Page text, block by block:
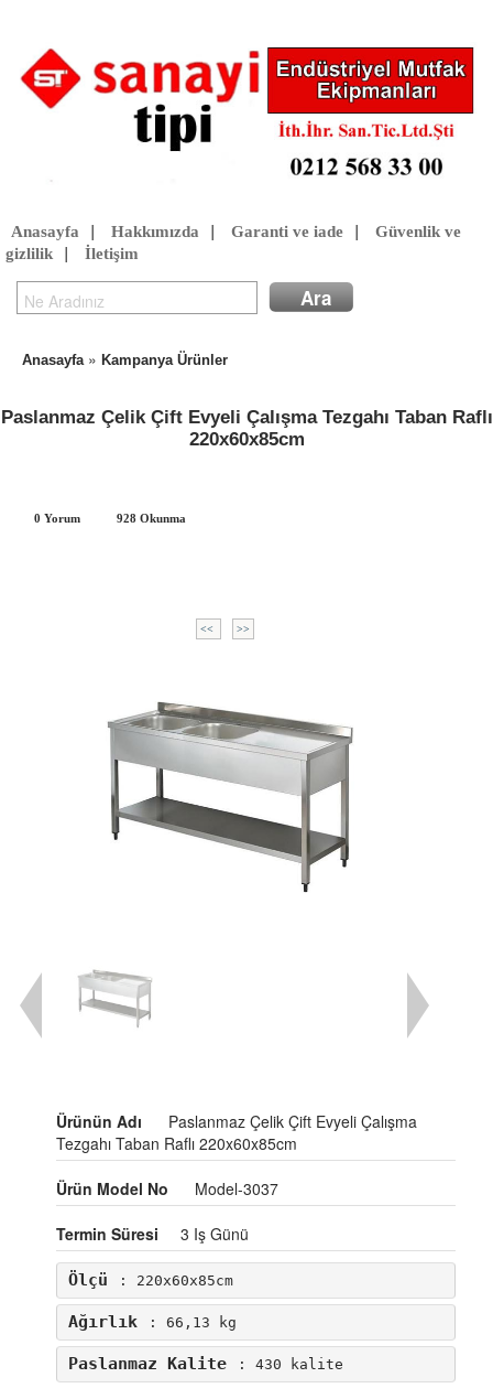
Anasayfa Hakkımızda Garanti ve iade
Güvenlik ve
gizlilik
İletişim
Anasayfa» Kampanya Ürünler
Paslanmaz Çelik Çift Evyeli Çalışma Tezgahı Taban Raflı
220x60x85cm
0 Yorum 928 Okunma
<< >>
Ürünün Adı
Paslanmaz Çelik Çift Evyeli Çalışma
Tezgahı Taban Raflı 220x60x85cm
Ürün Model No Model-3037
Termin Süresi 3 Iş Günü
Ölçü : 220x60x85cm
Ağırlık : 66,13 kg
Paslanmaz Kalite : 430 kalite